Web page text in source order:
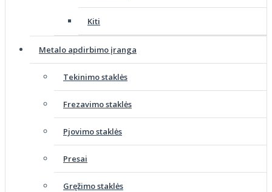
Kiti
Metalo apdirbimo įranga
Tekinimo staklės
Frezavimo staklės
Pjovimo staklės
Presai
Gręžimo staklės